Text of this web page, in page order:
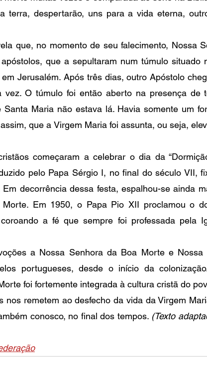
terra, despertarão, uns para a vida eterna,
que, no momento de seu falecimento, Nossa
que a sepultaram num túmulo situado
Jerusalém. Após três dias, outro Apóstolo
vez. O túmulo foi então aberto na presença de
Maria não estava lá. Havia somente um
que a Virgem Maria foi assunta, ou seja,
começaram a celebrar o dia da
pelo Papa Sérgio I, no final do século VII,
decorrência dessa festa, espalhou-se ainda
Em 1950, o Papa Pio XII proclamou o
a fé que sempre foi professada pela
a Nossa Senhora da Boa Morte e Nossa
portugueses, desde o início da
foi fortemente integrada à cultura cristã do
nos remetem ao desfecho da vida da Virgem
conosco, no final dos tempos. (Texto